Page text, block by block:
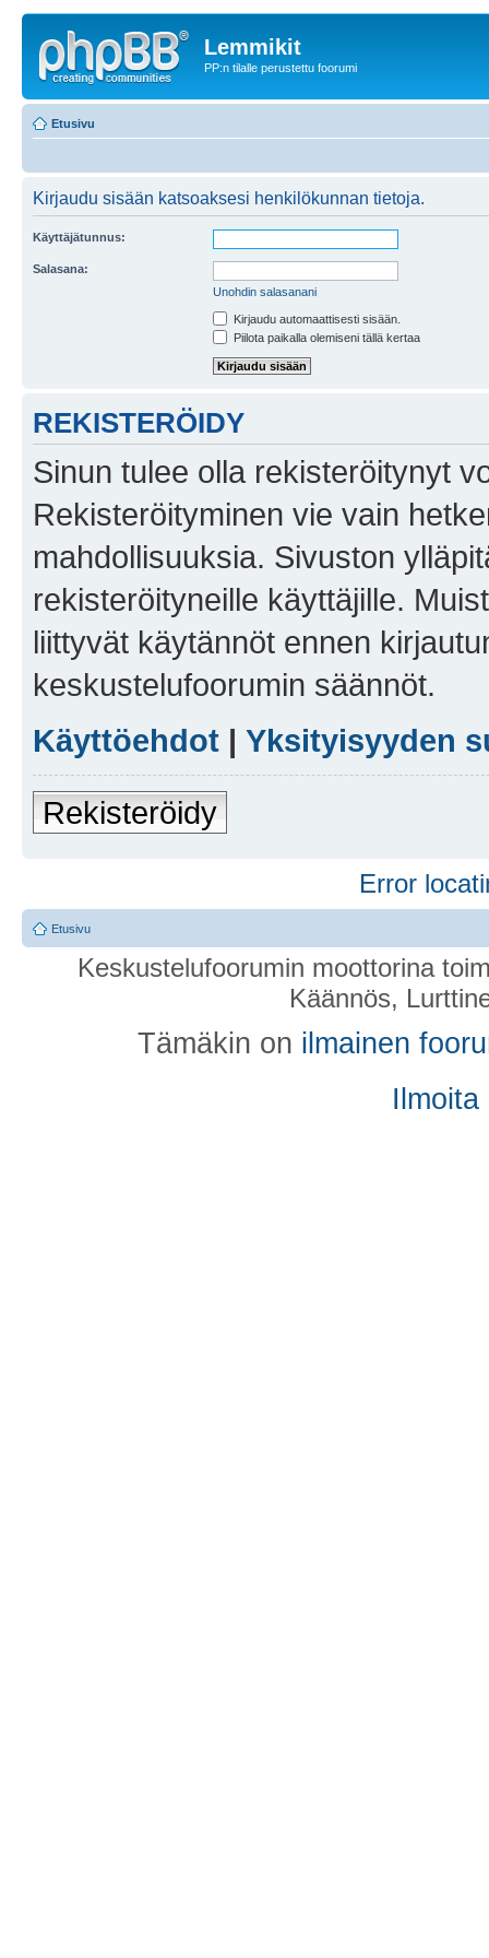
Lemmikit
PP:n tilalle perustettu foorumi
Etusivu
Kirjaudu sisään katsoaksesi henkilökunnan tietoja.
Käyttäjätunnus:
Salasana:
Unohdin salasanani
Kirjaudu automaattisesti sisään.
Piilota paikalla olemiseni tällä kertaa
REKISTERÖIDY
Sinun tulee olla rekisteröitynyt
Rekisteröityminen vie vain
mahdollisuuksia. Sivuston
rekisteröityneille käyttäjille.
liittyvät käytännöt ennen
keskustelufoorumin säännöt.
Käyttöehdot | Yksityisyyden
Rekisteröidy
Error
Etusivu
Keskustelufoorumin moottorina
Käännös,
Tämäkin on ilmainen